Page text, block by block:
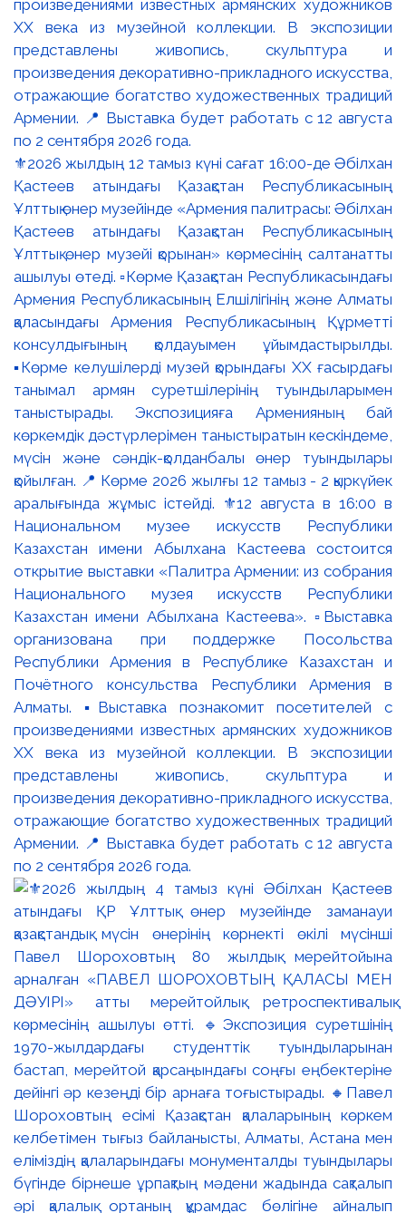
⚜️2026 жылдың 12 тамыз күні сағат 16:00-де Әбілхан
Қастеев атындағы Қазақстан Республикасының
Ұлттық өнер музейінде «Армения палитрасы: Әбілхан
Қастеев атындағы Қазақстан Республикасының
Ұлттық өнер музейі қорынан» көрмесінің салтанатты
ашылуы өтеді. ▫️Көрме Қазақстан Республикасындағы
Армения Республикасының Елшілігінің және Алматы
қаласындағы Армения Республикасының Құрметті
консулдығының қолдауымен ұйымдастырылды.
▪️Көрме келушілерді музей қорындағы ХХ ғасырдағы
танымал армян суретшілерінің туындыларымен
таныстырады. Экспозицияға Арменияның бай
көркемдік дәстүрлерімен таныстыратын кескіндеме,
мүсін және сәндік-қолданбалы өнер туындылары
қойылған. 📍 Көрме 2026 жылғы 12 тамыз - 2 қыркүйек
аралығында жұмыс істейді. ⚜️12 августа в 16:00 в
Национальном музее искусств Республики
Казахстан имени Абылхана Кастеева состоится
открытие выставки «Палитра Армении: из собрания
Национального музея искусств Республики
Казахстан имени Абылхана Кастеева». ▫️Выставка
организована при поддержке Посольства
Республики Армения в Республике Казахстан и
Почётного консульства Республики Армения в
Алматы. ▪️Выставка познакомит посетителей с
произведениями известных армянских художников
XX века из музейной коллекции. В экспозиции
представлены живопись, скульптура и
произведения декоративно-прикладного искусства,
отражающие богатство художественных традиций
Армении. 📍 Выставка будет работать с 12 августа
по 2 сентября 2026 года.